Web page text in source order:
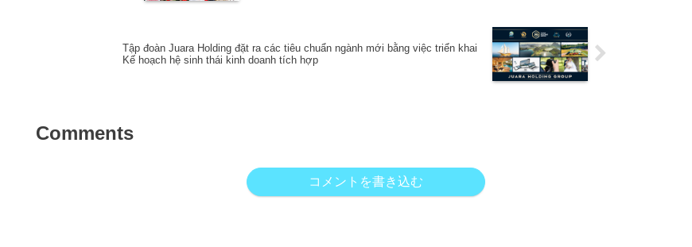
Tập đoàn Juara Holding đặt ra các tiêu chuẩn ngành mới bằng việc triển khai
Kế hoạch hệ sinh thái kinh doanh tích hợp
Comments
コメントを書き込む